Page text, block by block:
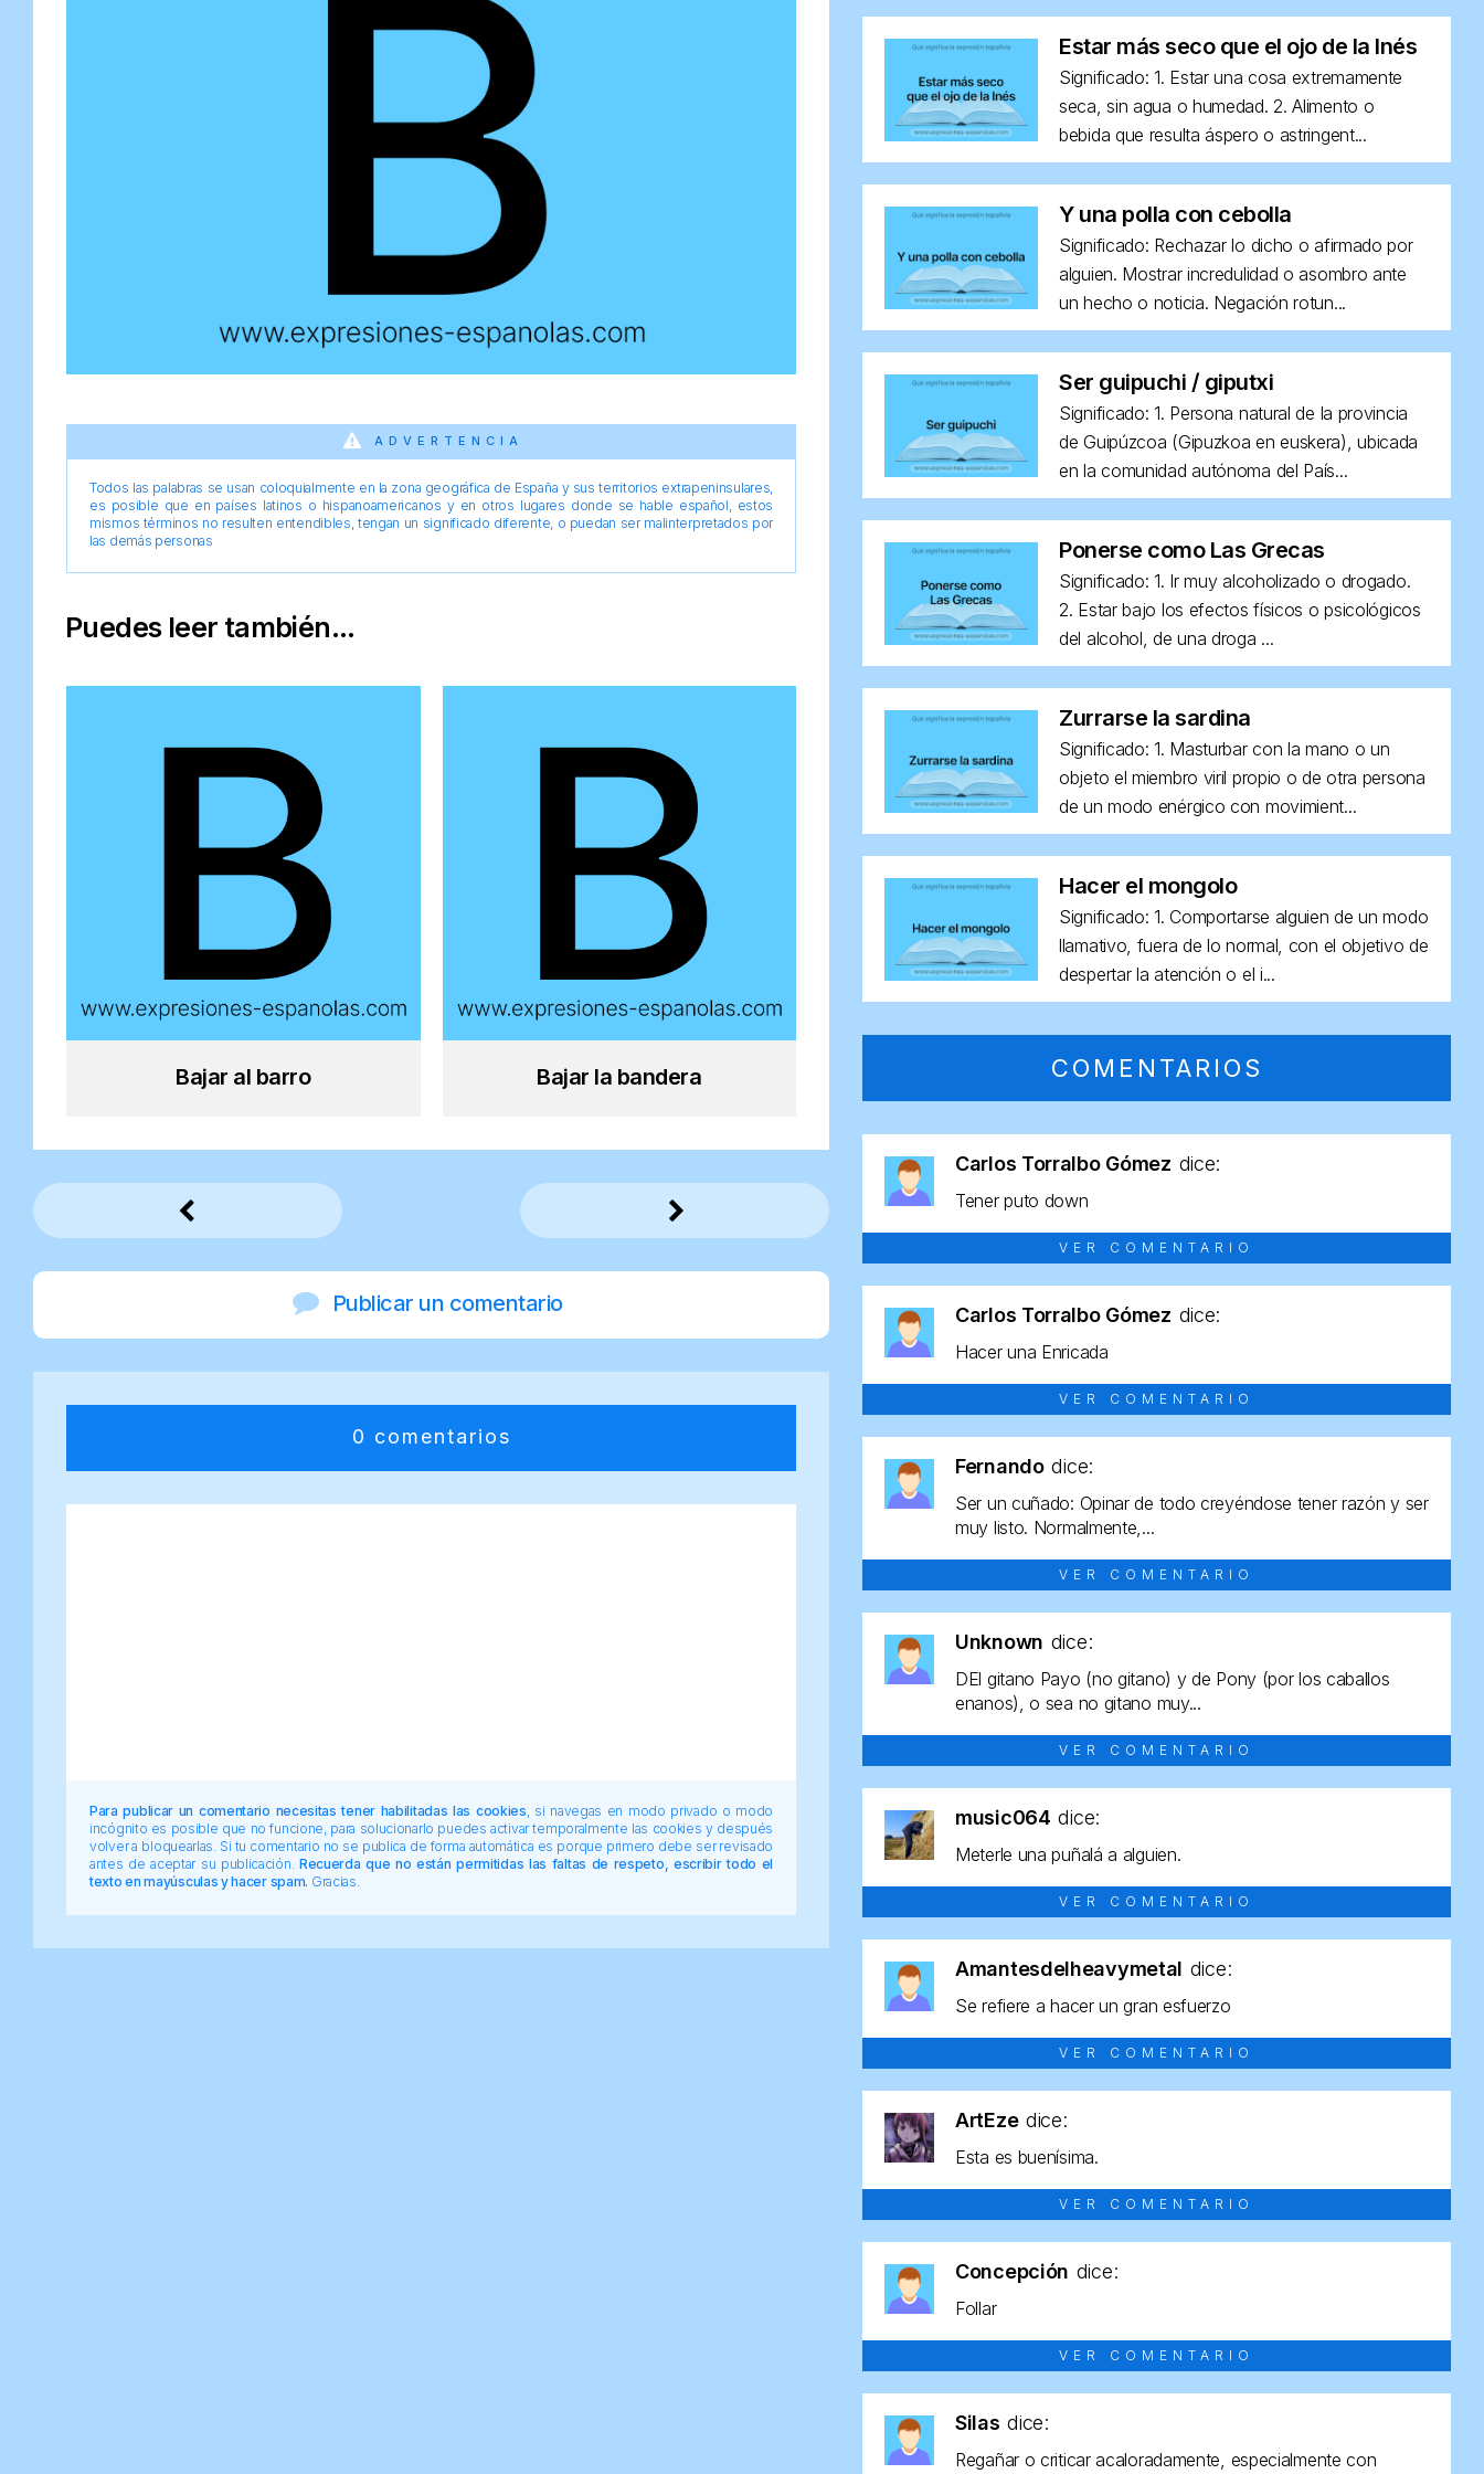
ADVERTENCIA
Todos las palabras se usan coloquialmente en la zona geográfica de España y sus territorios extrapeninsulares,
es posible que en países latinos o hispanoamericanos y en otros lugares donde se hable español, estos
mismos términos no resulten entendibles, tengan un significado diferente, o puedan ser malinterpretados por
las demás personas
Puedes leer también...
Bajar al barro Bajar la bandera
Publicar un comentario
0 comentarios
Para publicar un comentario necesitas tener habilitadas las cookies , si navegas en modo privado o modo
incógnito es posible que no funcione, para solucionarlo puedes activar temporalmente las cookies y después
volver a bloquearlas. Si tu comentario no se publica de forma automática es porque primero debe ser revisado
antes de aceptar su publicación. Recuerda que no están permitidas las faltas de respeto, escribir todo el
texto en mayúsculas y hacer spam. Gracias.
Estar más seco que el ojo de la Inés
Significado: 1. Estar una cosa extremamente
seca, sin agua o humedad. 2. Alimento o
bebida que resulta áspero o astringent...
Y una polla con cebolla
Significado: Rechazar lo dicho o afirmado por
alguien. Mostrar incredulidad o asombro ante
un hecho o noticia. Negación rotun...
Ser guipuchi / giputxi
Significado: 1. Persona natural de la provincia
de Guipúzcoa (Gipuzkoa en euskera), ubicada
en la comunidad autónoma del País...
Ponerse como Las Grecas
Significado: 1. Ir muy alcoholizado o drogado.
2. Estar bajo los efectos físicos o psicológicos
del alcohol, de una droga ...
Zurrarse la sardina
Significado: 1. Masturbar con la mano o un
objeto el miembro viril propio o de otra persona
de un modo enérgico con movimient...
Hacer el mongolo
Significado: 1. Comportarse alguien de un modo
llamativo, fuera de lo normal, con el objetivo de
despertar la atención o el i...
COMENTARIOS
Carlos Torralbo Gómez dice:
Tener puto down
VER COMENTARIO
Carlos Torralbo Gómez dice:
Hacer una Enricada
VER COMENTARIO
Fernando dice:
Ser un cuñado: Opinar de todo creyéndose tener razón y ser
muy listo. Normalmente,...
VER COMENTARIO
Unknown dice:
DEl gitano Payo (no gitano) y de Pony (por los caballos
enanos), o sea no gitano muy...
VER COMENTARIO
music064 dice:
Meterle una puñalá a alguien.
VER COMENTARIO
Amantesdelheavymetal dice:
Se refiere a hacer un gran esfuerzo
VER COMENTARIO
ArtEze dice:
Esta es buenísima.
VER COMENTARIO
Concepción dice:
Follar
VER COMENTARIO
Silas dice:
Regañar o criticar acaloradamente, especialmente con